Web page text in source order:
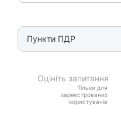
Пункти ПДР
Оцініть запитання
Тільки для
зареєстрованих
користувачів